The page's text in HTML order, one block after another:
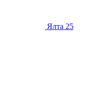
Ялта 25